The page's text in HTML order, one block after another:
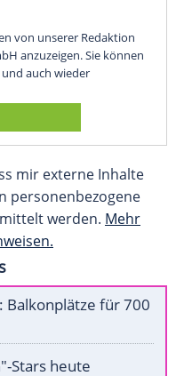
von unserer Redaktion
anzuzeigen. Sie können
auch wieder
mir externe Inhalte
personenbezogene
werden. Mehr
Balkonplätze für 700
Stars heute